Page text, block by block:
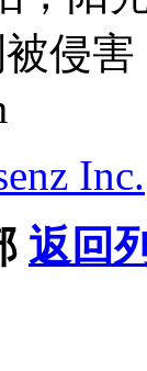
侵
Inc.
返回